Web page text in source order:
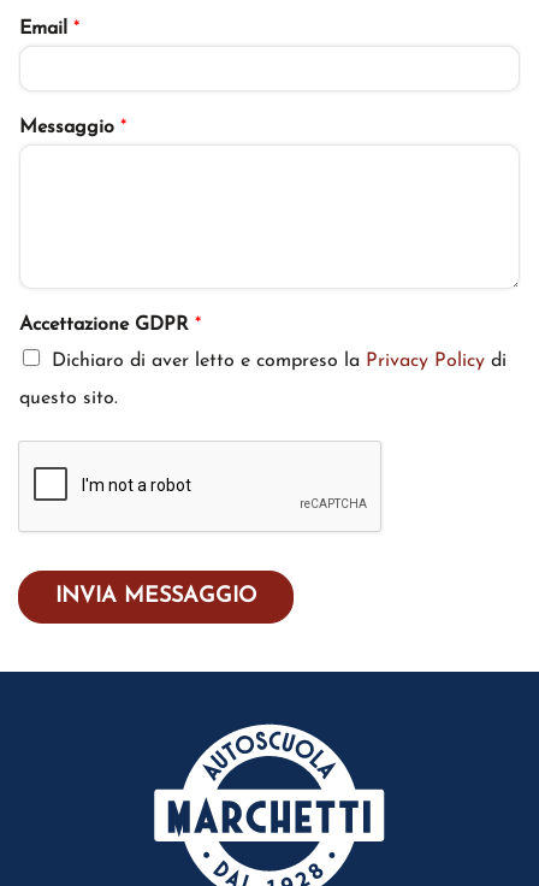
Email *
Messaggio *
Accettazione GDPR *
Dichiaro di aver letto e compreso la Privacy Policy di
questo sito.
INVIA MESSAGGIO